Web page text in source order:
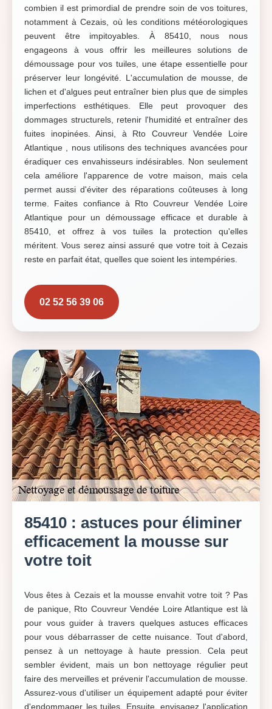
combien il est primordial de prendre soin de vos toitures,
notamment à Cezais, où les conditions météorologiques
peuvent être impitoyables. À 85410, nous nous
engageons à vous offrir les meilleures solutions de
démoussage pour vos tuiles, une étape essentielle pour
préserver leur longévité. L'accumulation de mousse, de
lichen et d'algues peut entraîner bien plus que de simples
imperfections esthétiques. Elle peut provoquer des
dommages structurels, retenir l'humidité et entraîner des
fuites inopinées. Ainsi, à Rto Couvreur Vendée Loire
Atlantique , nous utilisons des techniques avancées pour
éradiquer ces envahisseurs indésirables. Non seulement
cela améliore l'apparence de votre maison, mais cela
permet aussi d'éviter des réparations coûteuses à long
terme. Faites confiance à Rto Couvreur Vendée Loire
Atlantique pour un démoussage efficace et durable à
85410, et offrez à vos tuiles la protection qu'elles
méritent. Vous serez ainsi assuré que votre toit à Cezais
reste en parfait état, quelles que soient les intempéries.
02 52 56 39 06
85410 : astuces pour éliminer
efficacement la mousse sur
votre toit
Vous êtes à Cezais et la mousse envahit votre toit ? Pas
de panique, Rto Couvreur Vendée Loire Atlantique est là
pour vous guider à travers quelques astuces efficaces
pour vous débarrasser de cette nuisance. Tout d'abord,
pensez à un nettoyage à haute pression. Cela peut
sembler évident, mais un bon nettoyage régulier peut
faire des merveilles et prévenir l'accumulation de mousse.
Assurez-vous d'utiliser un équipement adapté pour éviter
d'endommager les tuiles. Ensuite, envisagez l'application